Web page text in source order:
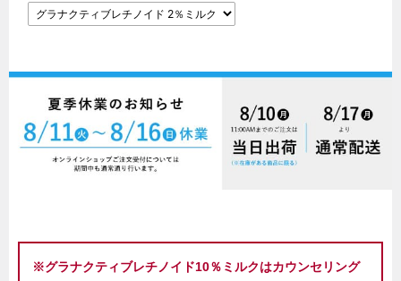
※グラナクティブレチノイド10％ミルクはカウンセリング